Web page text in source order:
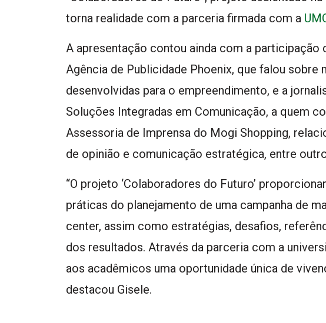
torna realidade com a parceria firmada com a
A apresentação contou ainda com a participação
Agência de Publicidade Phoenix, que falou sobre
desenvolvidas para o empreendimento, e a
Soluções Integradas em Comunicação, a quem
Assessoria de Imprensa do Mogi Shopping,
de opinião e comunicação estratégica, entre
“O projeto ‘Colaboradores do Futuro’
práticas do planejamento de uma campanha de
center, assim como estratégias, desafios,
dos resultados. Através da parceria com a
aos acadêmicos uma oportunidade única de
destacou Gisele.